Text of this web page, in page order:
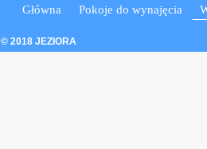
Główna Pokoje do wynajęcia
© 2018 JEZIORA